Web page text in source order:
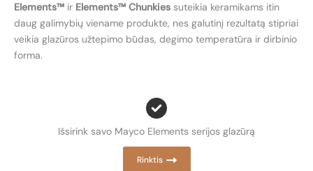
Elements™ ir Elements™ Chunkies suteikia keramikams itin
daug galimybių viename produkte, nes galutinį rezultatą stipriai
veikia glazūros užtepimo būdas, degimo temperatūra ir dirbinio
forma.
Išsirink savo Mayco Elements serijos glazūrą
Rinktis